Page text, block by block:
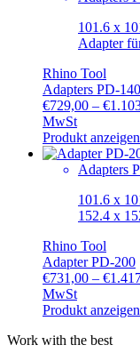
101.6 x
Adapter
Rhino Tool
Adapters PD-140
€729,00 – €
MwSt
Produkt anzeigen
Adapters
101.6 x
152.4 x
Rhino Tool
Adapter PD-200
€731,00 – €
MwSt
Produkt anzeigen
Work with the best